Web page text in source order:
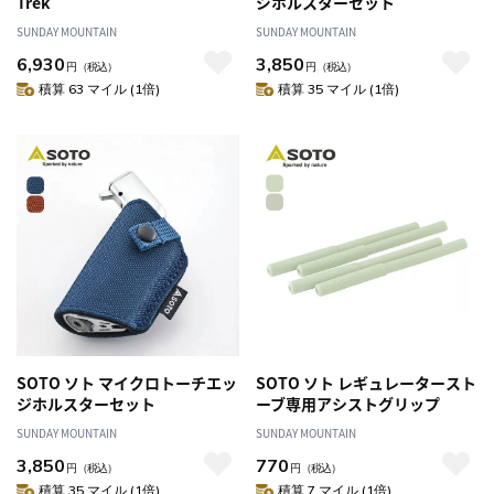
SUNDAY MOUNTAIN
6,930 円 （税込）
積算 63 マイル (1倍)
SUNDAY MOUNTAIN
3,850 円 （税込）
積算 35 マイル (1倍)
SOTO ソト マイクロトーチエッ
ジホルスターセット
SUNDAY MOUNTAIN
3,850 円 （税込）
積算 35 マイル (1倍)
SOTO ソト レギュレータースト
ーブ専用アシストグリップ
SUNDAY MOUNTAIN
770 円 （税込）
積算 7 マイル (1倍)